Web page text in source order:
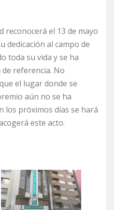
reconocerá el 13 de mayo
dedicación al campo de
toda su vida y se ha
referencia. No
el lugar donde se
aún no se ha
los próximos días se hará
este acto.